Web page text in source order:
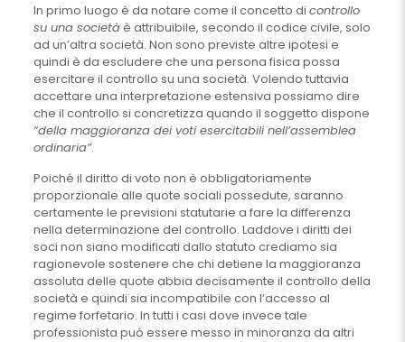
In primo luogo è da notare come il concetto di controllo
su una societàè attribuibile, secondo il codice civile, solo
ad un’altra società. Non sono previste altre ipotesi e
quindi è da escludere che una persona fisica possa
esercitare il controllo su una società. Volendo tuttavia
accettare una interpretazione estensiva possiamo dire
che il controllo si concretizza quando il soggetto dispone
“della maggioranza dei voti esercitabili nell’assemblea
ordinaria”.
Poiché il diritto di voto non è obbligatoriamente
proporzionale alle quote sociali possedute, saranno
certamente le previsioni statutarie a fare la differenza
nella determinazione del controllo. Laddove i diritti dei
soci non siano modificati dallo statuto crediamo sia
ragionevole sostenere che chi detiene la maggioranza
assoluta delle quote abbia decisamente il controllo della
società e quindi sia incompatibile con l’accesso al
regime forfetario. In tutti i casi dove invece tale
professionista può essere messo in minoranza da altri